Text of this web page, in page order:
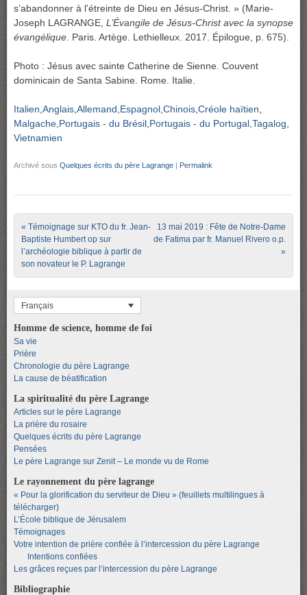
s’abandonner à l’étreinte de Dieu en Jésus-Christ. » (Marie-
Joseph LAGRANGE, L’Évangile de Jésus-Christ avec la synopse
évangélique . Paris. Artège. Lethielleux. 2017. Épilogue, p. 675).
Photo : Jésus avec sainte Catherine de Sienne. Couvent
dominicain de Santa Sabine. Rome. Italie.
Italien Anglais Allemand Espagnol Chinois Créole haïtien
Malgache Portugais - du Brésil Portugais - du Portugal Tagalog
Vietnamien
Archivé sous Quelques écrits du père Lagrange | Permalink
Post navigation
« Témoignage sur KTO du fr. Jean-
Baptiste Humbert op sur
l’archéologie biblique à partir de
son novateur le P. Lagrange
13 mai 2019 : Fête de Notre-Dame
de Fatima par fr. Manuel Rivero o.p.
»
Français
Homme de science, homme de foi
Sa vie
Prière
Chronologie du père Lagrange
La cause de béatification
La spiritualité du père Lagrange
Articles sur le père Lagrange
La prière du rosaire
Quelques écrits du père Lagrange
Pensées
Le père Lagrange sur Zenit – Le monde vu de Rome
Le rayonnement du père lagrange
« Pour la glorification du serviteur de Dieu » (feuillets multilingues à
télécharger)
L’École biblique de Jérusalem
Témoignages
Votre intention de prière confiée à l’intercession du père Lagrange
Intentions confiées
Les grâces reçues par l’intercession du père Lagrange
Bibliographie